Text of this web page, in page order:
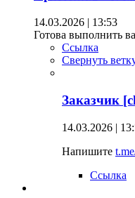
14.03.2026 | 13:53
Готова выполнить
Ссылка
Свернуть
Заказчик
14.03.2026 |
Напишите
Ссылка